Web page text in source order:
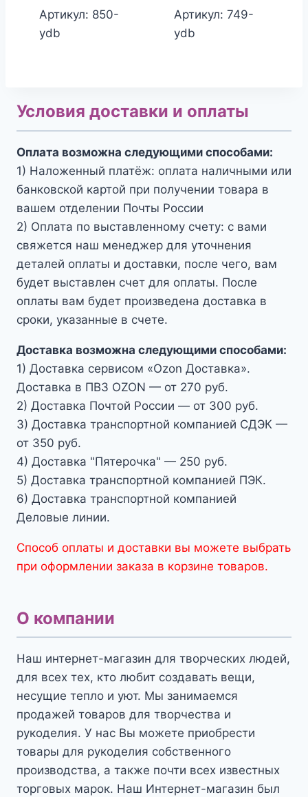
Артикул: 850-
ydb
Артикул: 749-
ydb
Условия доставки и оплаты
Оплата возможна следующими способами:
1) Наложенный платёж: оплата наличными или
банковской картой при получении товара в
вашем отделении Почты России
2) Оплата по выставленному счету: с вами
свяжется наш менеджер для уточнения
деталей оплаты и доставки, после чего, вам
будет выставлен счет для оплаты. После
оплаты вам будет произведена доставка в
сроки, указанные в счете.
Доставка возможна следующими способами:
1) Доставка сервисом «Ozon Доставка».
Доставка в ПВЗ OZON — от 270 руб.
2) Доставка Почтой России — от 300 руб.
3) Доставка транспортной компанией СДЭК —
от 350 руб.
4) Доставка "Пятерочка" — 250 руб.
5) Доставка транспортной компанией ПЭК.
6) Доставка транспортной компанией
Деловые линии.
Способ оплаты и доставки вы можете выбрать
при оформлении заказа в корзине товаров.
О компании
Наш интернет-магазин для творческих людей,
для всех тех, кто любит создавать вещи,
несущие тепло и уют. Мы занимаемся
продажей товаров для творчества и
рукоделия. У нас Вы можете приобрести
товары для рукоделия собственного
производства, а также почти всех известных
торговых марок. Наш Интернет-магазин был